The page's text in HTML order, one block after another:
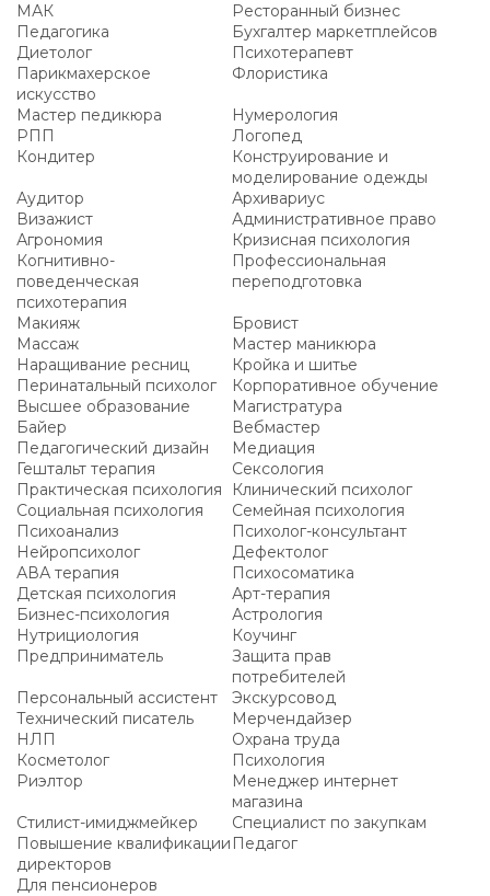
МАК
Ресторанный бизнес
Педагогика
Бухгалтер маркетплейсов
Диетолог
Психотерапевт
Парикмахерское
искусство
Флористика
Мастер педикюра
Нумерология
РПП
Логопед
Кондитер
Конструирование и
моделирование одежды
Аудитор
Архивариус
Визажист
Административное право
Агрономия
Кризисная психология
Когнитивно-
поведенческая
психотерапия
Профессиональная
переподготовка
Макияж
Бровист
Массаж
Мастер маникюра
Наращивание ресниц
Кройка и шитье
Перинатальный психолог
Корпоративное обучение
Высшее образование
Магистратура
Байер
Вебмастер
Педагогический дизайн
Медиация
Гештальт терапия
Сексология
Практическая психология
Клинический психолог
Социальная психология
Семейная психология
Психоанализ
Психолог-консультант
Нейропсихолог
Дефектолог
АВА терапия
Психосоматика
Детская психология
Арт-терапия
Бизнес-психология
Астрология
Нутрициология
Коучинг
Предприниматель
Защита прав
потребителей
Персональный ассистент
Экскурсовод
Технический писатель
Мерчендайзер
НЛП
Охрана труда
Косметолог
Психология
Риэлтор
Менеджер интернет
магазина
Стилист-имиджмейкер
Специалист по закупкам
Повышение квалификации
директоров
Педагог
Для пенсионеров